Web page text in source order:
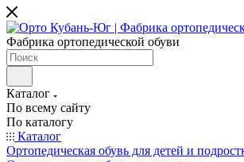
Фабрика ортопедической обуви
Каталог
По всему сайту
По каталогу
Каталог
Ортопедическая обувь для детей и